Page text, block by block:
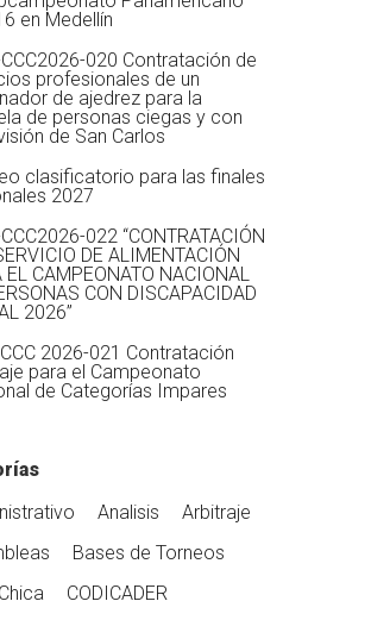
en Medellín
CCC2026-020 Contratación de
profesionales de un
de ajedrez para la
de personas ciegas y con
de San Carlos
clasificatorio para las finales
2027
022 “CONTRATACIÓN
DE ALIMENTACIÓN
EL CAMPEONATO NACIONAL
CON DISCAPACIDAD
2026”
2026-021 Contratación
para el Campeonato
de Categorías Impares
Analisis
Arbitraje
Bases de Torneos
CODICADER